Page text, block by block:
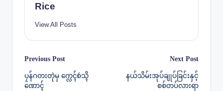
Rice
View All Posts
Post
navigation
Previous Post
ပၠန်ဂတးတုဲမှ က္လေၚ်စဴသ္ၚိ
ဏောၚ်
Next Post
နယ်သိမ်းအုပ်ချုပ်ခြင်းနှင့်
စစ်တပ်လားရာ